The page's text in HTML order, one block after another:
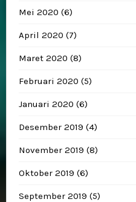
Mei 2020 (6)
April 2020 (7)
Maret 2020 (8)
Februari 2020 (5)
Januari 2020 (6)
Desember 2019 (4)
November 2019 (8)
Oktober 2019 (6)
September 2019 (5)